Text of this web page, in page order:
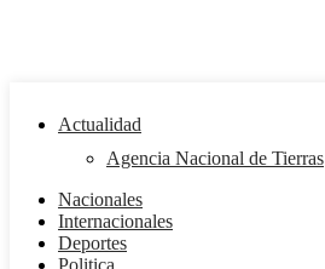
Actualidad
Agencia Nacional de Tierras
Nacionales
Internacionales
Deportes
Politica